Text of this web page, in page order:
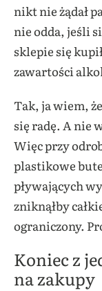
nikt nie żądał
nie odda, jeśli
sklepie się
zawartości
Tak, ja wiem,
się radę. A nie
Więc przy
plastikowe
pływających
zniknąłby
ograniczony.
Koniec z
na zakupy